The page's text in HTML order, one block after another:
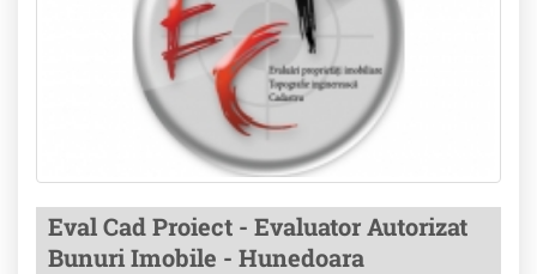
Eval Cad Proiect - Evaluator Autorizat
Bunuri Imobile - Hunedoara